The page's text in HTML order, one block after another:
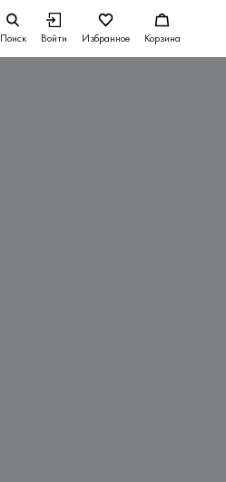
Поиск Войти Избранное Корзина